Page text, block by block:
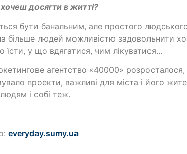
досягти в житті?
бути банальним, але простого
більше людей можливістю задовольнити
їсти, у що вдягатися, чим лікуватися…
агентство «40000» розросталося,
проекти, важливі для міста і його
і собі теж.
everyday.sumy.ua